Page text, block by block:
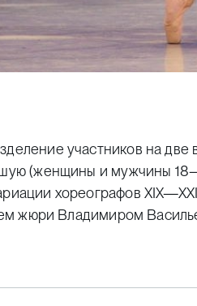
участников на
(женщины и мужчины
хореографов
жюри Владимиром